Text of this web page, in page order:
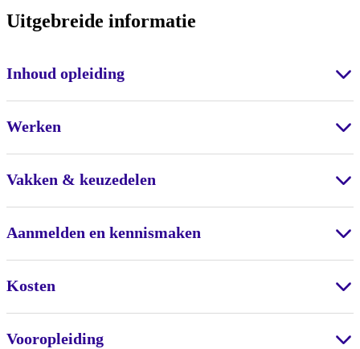
Uitgebreide informatie
Inhoud opleiding
Werken
Vakken & keuzedelen
Aanmelden en kennismaken
Kosten
Vooropleiding